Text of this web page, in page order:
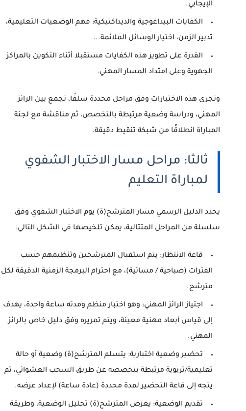
الإيجابي.
الكفايات البيداغوجية والديداكتيكية: فهم الوضعيات التعليمية،
تدبير الزمن، اختيار الوسائل الملائمة...
القدرة على تطوير هذه الكفايات مستقبلا أثناء التكوين بالمراكز
الجهوية وعلى امتداد المسار المهني.
وتجرى هذه الاختبارات وفق مراحل محددة سلفًا، تجمع بين الرائز
المهني، ودراسة وضعية مرتبطة بالتخصص، ثم مناقشة مع لجنة
المباراة انطلاقًا من شبكة تنقيط دقيقة.
ثالثا: مراحل مسار الاختبار الشفوي
لمباراة التعليم
يحدد الدليل الرسمي مسار المترشح(ة) يوم الاختبار الشفوي وفق
سلسلة من المراحل المتتالية، يمكن تلخيصها في الشكل التالي:
قاعة الانتظار: يتم استقبال المترشحين وتنظيمهم حسب
الفترات (صباحية / مسائية)، مع احترام البرمجة الزمنية الدقيقة لكل
مترشح.
اجتياز الرائز المهني: وهو اختبار منظم ومدته ساعة واحدة، يهدف
إلى قياس أبعاد مهنية معينة، ويتم تمريره وفق دليل خاص بالرائز
المهني.
تحضير وضعية اختبارية: يتسلم المترشح(ة) وضعية أو حالة
تعليمية/تربوية مرتبطة بتخصصه عن طريق السحب العشوائي، ثم
يتجه إلى قاعة التحضير لمدة محددة (عادة ساعة) لإعداد عرضه.
تقديم الوضعية: يعرض المترشح(ة) تحليل الوضعية، وطريقة